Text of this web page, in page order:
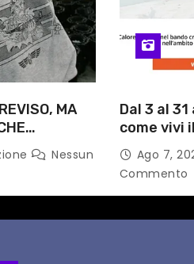
MA
Nessun
Dal 3 al
come vivi
GiuliaAgo 7,
Commento